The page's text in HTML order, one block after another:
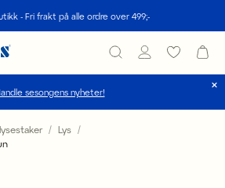
- Fri frakt på alle ordre over 499;-
sesongens nyheter!
/ valuta
Lys